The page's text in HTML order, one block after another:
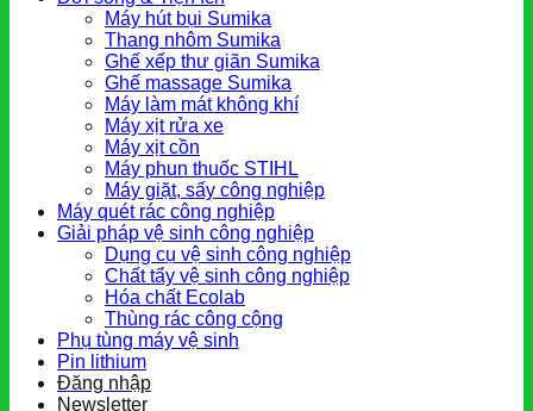
Máy hút bụi Sumika
Thang nhôm Sumika
Ghế xếp thư giãn Sumika
Ghế massage Sumika
Máy làm mát không khí
Máy xịt rửa xe
Máy xịt cồn
Máy phun thuốc STIHL
Máy giặt, sấy công nghiệp
Máy quét rác công nghiệp
Giải pháp vệ sinh công nghiệp
Dụng cụ vệ sinh công nghiệp
Chất tẩy vệ sinh công nghiệp
Hóa chất Ecolab
Thùng rác công cộng
Phụ tùng máy vệ sinh
Pin lithium
Đăng nhập
Newsletter